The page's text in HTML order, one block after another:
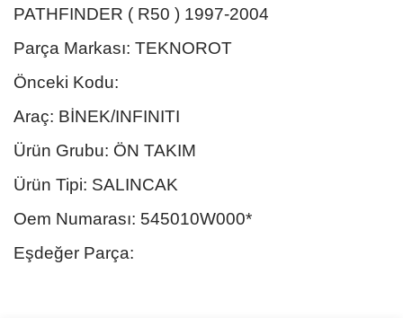
PATHFINDER ( R50 ) 1997-2004
Parça Markası: TEKNOROT
Önceki Kodu:
Araç: BİNEK/INFINITI
Ürün Grubu: ÖN TAKIM
Ürün Tipi: SALINCAK
Oem Numarası: 545010W000*
Eşdeğer Parça: